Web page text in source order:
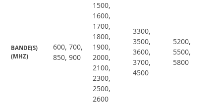
BANDE(S)
(MHZ)
600, 700,
850, 900
1500,
1600,
1700,
1800,
1900,
2000,
2100,
2300,
2500,
2600
3300,
3500,
3600,
3700,
4500
5200,
5500,
5800